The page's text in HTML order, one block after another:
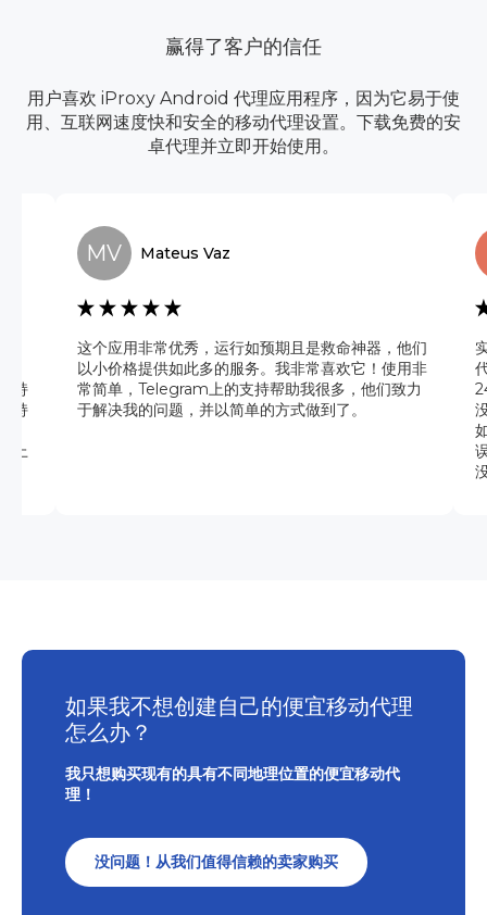
赢得了客户的信任
用户喜欢 iProxy Android 代理应用程序，因为它易于使
用、互联网速度快和安全的移动代理设置。下载免费的安
卓代理并立即开始使用。
持
持
上
MV Mateus Vaz
这个应用非常优秀，运行如预期且是救命神器，他们
以小价格提供如此多的服务。我非常喜欢它！使用非
常简单，Telegram上的支持帮助我很多，他们致力
于解决我的问题，并以简单的方式做到了。
如果我不想创建自己的便宜移动代理
怎么办？
我只想购买现有的具有不同地理位置的便宜移动代
理！
没问题！从我们值得信赖的卖家购买